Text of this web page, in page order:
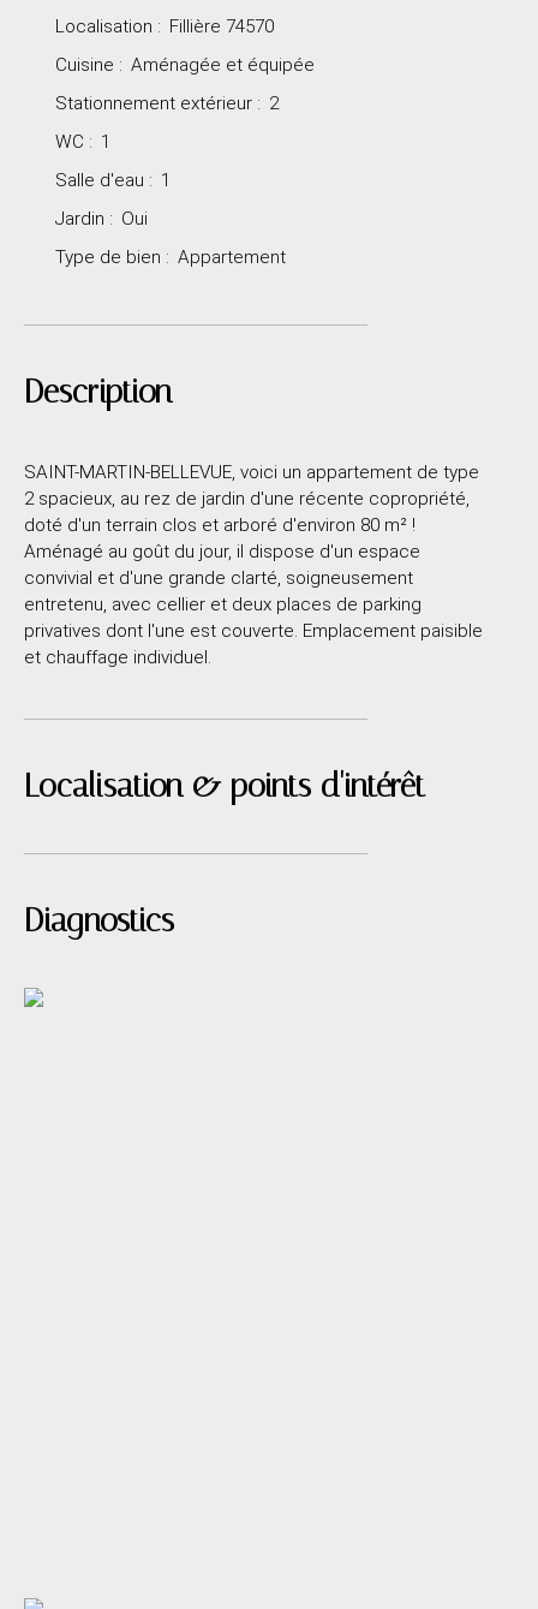
Localisation : Fillière 74570
Cuisine : Aménagée et équipée
Stationnement extérieur : 2
WC : 1
Salle d'eau : 1
Jardin : Oui
Type de bien : Appartement
Description
SAINT-MARTIN-BELLEVUE, voici un appartement de type
2 spacieux, au rez de jardin d'une récente copropriété,
doté d'un terrain clos et arboré d'environ 80 m² !
Aménagé au goût du jour, il dispose d'un espace
convivial et d'une grande clarté, soigneusement
entretenu, avec cellier et deux places de parking
privatives dont l'une est couverte. Emplacement paisible
et chauffage individuel.
Localisation & points d'intérêt
Diagnostics